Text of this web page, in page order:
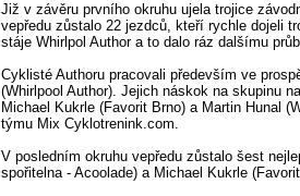
Již v závěru prvního okruhu ujela trojice
vepředu zůstalo 22 jezdců, kteří rychle dojeli
stáje Whirlpol Author a to dalo ráz dalšímu
Cyklisté Authoru pracovali především ve
(Whirlpool Author). Jejich náskok na skupinu
Michael Kukrle (Favorit Brno) a Martin Hunal
týmu Mix Cyklotrenink.com.
V posledním okruhu vepředu zůstalo šest
spořitelna - Acoolade) a Michael Kukrle